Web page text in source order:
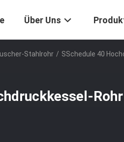
Über Uns
Stahlrohr / SSchedule 40